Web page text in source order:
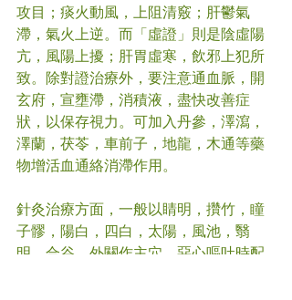
攻目；痰火動風，上阻清竅；肝鬱氣
滯，氣火上逆。而「虛證」則是陰虛陽
亢，風陽上擾；肝胃虛寒，飲邪上犯所
致。除對證治療外，要注意通血脈，開
玄府，宣壅滯，消積液，盡快改善症
狀，以保存視力。可加入丹參，澤瀉，
澤蘭，茯苓，車前子，地龍，木通等藥
物增活血通絡消滯作用。
針灸治療方面，一般以睛明，攢竹，瞳
子髎，陽白，四白，太陽，風池，翳
明，合谷，外關作主穴，惡心嘔吐時配